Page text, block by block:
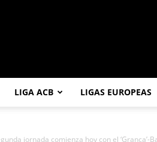
LIGA ACB LIGAS EUROPEAS
jornada comienza hoy con el ‘Granca’-